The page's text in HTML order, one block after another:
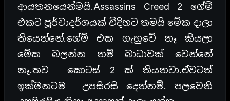
ආයතනයෙන්මයි.Assassins Creed 2 ගේම්
එකට පූර්වාදර්ශයක් විදිහට තමයි මේක දාලා
තියෙන්නේ.ගේම් එක ගැහුවේ නෑ කියලා
මේක බලන්න නම් බාධාවක් වෙන්නේ
නෑ.තව කොටස් 2 ක් තියනවා.ඒවටත්
ඉක්මනටම උපසිරසි දෙන්නම්. පලවෙනි